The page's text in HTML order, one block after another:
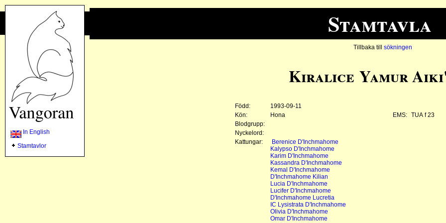
Stamtavla
In English
Stamtavlor
Tillbaka till sökningen
Kiralice Yamur
Född:
1993-09-11
Kön:
Hona EMS: TUA f 23
Blodgrupp:
Nyckelord:
Kattungar:
Berenice D'Inchmahome
Kalypso D'Inchmahome
Karim D'Inchmahome
Kassandra D'Inchmahome
Kemal D'Inchmahome
D'Inchmahome Kilian
Lucia D'Inchmahome
Lucifer D'Inchmahome
D'Inchmahome Lucretia
IC Lysistrata D'Inchmahome
Olivia D'Inchmahome
Omar D'Inchmahome